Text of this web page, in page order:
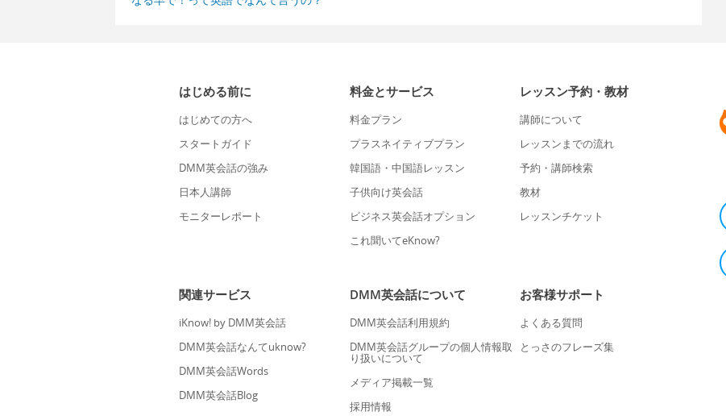
はじめる前に
はじめての方へ
スタートガイド
DMM英会話の強み
日本人講師
モニターレポート
料金とサービス
料金プラン
プラスネイティブプラン
韓国語・中国語レッスン
子供向け英会話
ビジネス英会話オプション
これ聞いてeKnow?
レッスン予約・教材
講師について
レッスンまでの流れ
予約・講師検索
教材
レッスンチケット
関連サービス
iKnow! by DMM英会話
DMM英会話なんてuknow?
DMM英会話Words
DMM英会話Blog
DMM英会話について
DMM英会話利用規約
DMM英会話グループの個人情報取
り扱いについて
メディア掲載一覧
採用情報
お客様サポート
よくある質問
とっさのフレーズ集